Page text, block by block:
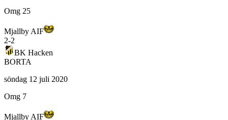
Omg 25
Mjallby AIF
2-2
BK Hacken
BORTA
söndag 12 juli 2020
Omg 7
Mjallby AIF